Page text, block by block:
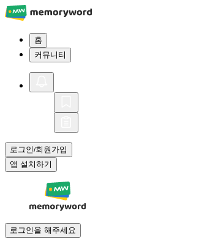
홈
커뮤니티
로그인/회원가입
앱 설치하기
로그인을 해주세요